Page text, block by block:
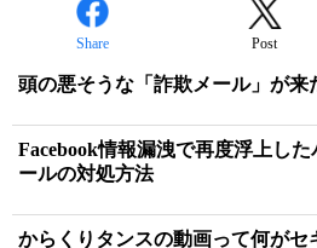
Share Post
頭の悪そうな「詐欺メール」が来
Facebook情報漏洩で再度浮上し
ールの対処方法
からくりタンスの動画って何がセ